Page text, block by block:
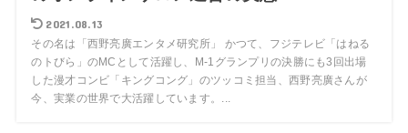
2021.08.13
その名は「西野亮廣エンタメ研究所」 かつて、フジテレビ「はねる
のトびら」のMCとして活躍し、M-1グランプリの決勝にも3回出場
した漫才コンビ「キングコング」のツッコミ担当、西野亮廣さんが
今、実業の世界で大活躍しています。...